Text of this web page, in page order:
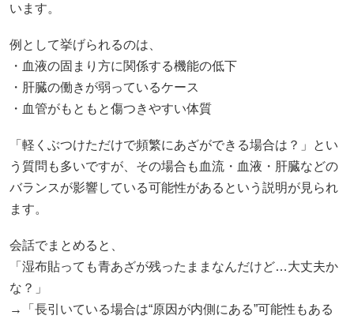
います。
例として挙げられるのは、
・血液の固まり方に関係する機能の低下
・肝臓の働きが弱っているケース
・血管がもともと傷つきやすい体質
「軽くぶつけただけで頻繁にあざができる場合は？」とい
う質問も多いですが、その場合も血流・血液・肝臓などの
バランスが影響している可能性があるという説明が見られ
ます。
会話でまとめると、
「湿布貼っても青あざが残ったままなんだけど…大丈夫か
な？」
→「長引いている場合は“原因が内側にある”可能性もある